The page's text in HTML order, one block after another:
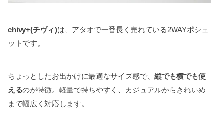
chivy+(チヴィ)は、アタオで一番長く売れている2WAYポシェ
ットです。
ちょっとしたお出かけに最適なサイズ感で、 縦でも横でも使
えるのが特徴。軽量で持ちやすく、カジュアルからきれいめ
まで幅広く対応します。